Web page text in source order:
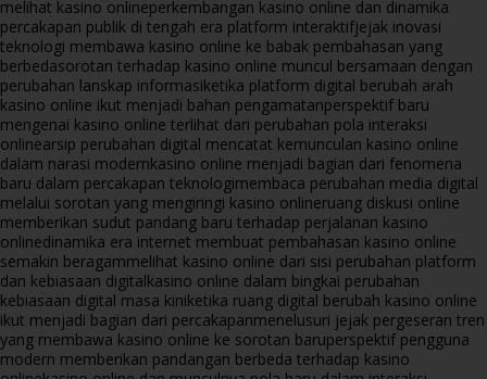
melihat kasino onlineperkembangan kasino online dan dinamika
percakapan publik di tengah era platform interaktifjejak inovasi
teknologi membawa kasino online ke babak pembahasan yang
berbedasorotan terhadap kasino online muncul bersamaan dengan
perubahan lanskap informasiketika platform digital berubah arah
kasino online ikut menjadi bahan pengamatanperspektif baru
mengenai kasino online terlihat dari perubahan pola interaksi
onlinearsip perubahan digital mencatat kemunculan kasino online
dalam narasi modernkasino online menjadi bagian dari fenomena
baru dalam percakapan teknologimembaca perubahan media digital
melalui sorotan yang mengiringi kasino onlineruang diskusi online
memberikan sudut pandang baru terhadap perjalanan kasino
onlinedinamika era internet membuat pembahasan kasino online
semakin beragammelihat kasino online dari sisi perubahan platform
dan kebiasaan digitalkasino online dalam bingkai perubahan
kebiasaan digital masa kiniketika ruang digital berubah kasino online
ikut menjadi bagian dari percakapanmenelusuri jejak pergeseran tren
yang membawa kasino online ke sorotan baruperspektif pengguna
modern memberikan pandangan berbeda terhadap kasino